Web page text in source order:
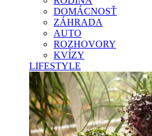
DOMÁCNOSŤ
ZÁHRADA
AUTO
ROZHOVORY
KVÍZY
LIFESTYLE